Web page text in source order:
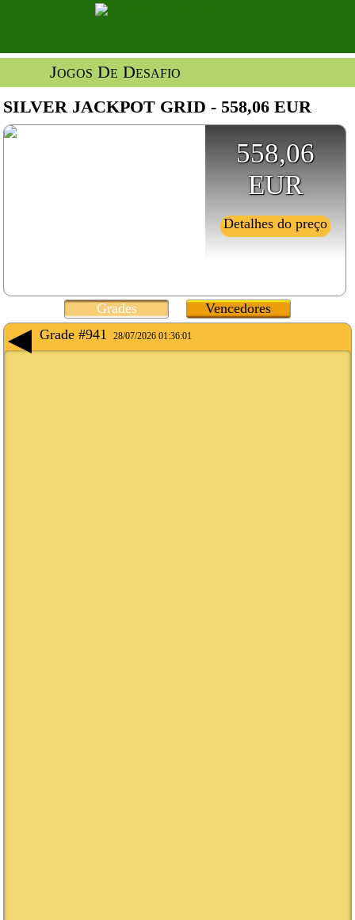
Jogos De Desafio
SILVER JACKPOT GRID - 558,06 EUR
558,06
EUR
Detalhes do preço
Grades
Vencedores
Grade #941
28/07/2026 01:36:01